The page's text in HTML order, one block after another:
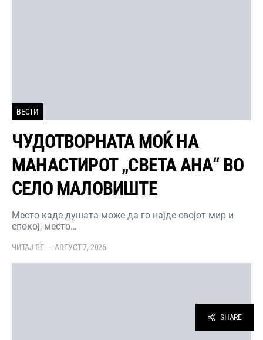
ВЕСТИ
ЧУДОТВОРНАТА МОЌ НА
МАНАСТИРОТ „СВЕТА АНА“ ВО
СЕЛО МАЛОВИШТЕ
Место каде душата може да го најде својот мир и
спокој, место…
ЧИТАЈ БЕ АВГУСТ 7, 2026
SHARE